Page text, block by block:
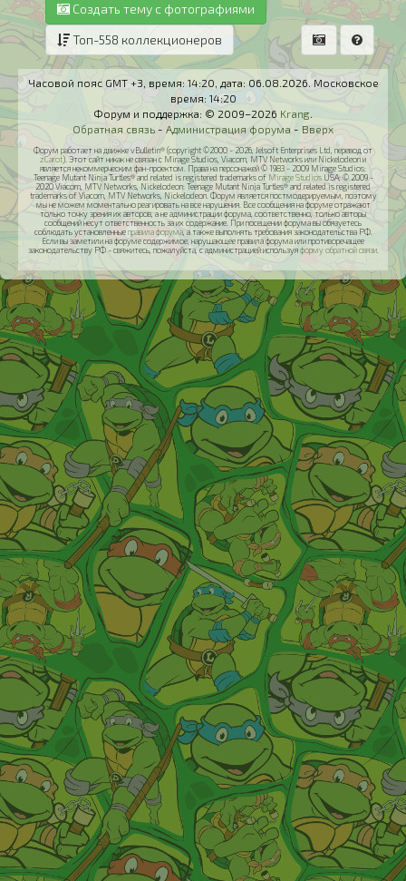
Создать тему с фотографиями
Топ-558 коллекционеров
Часовой пояс GMT +3, время: 14:20 , дата: 06.08.2026. Московское
время: 14:20
Форум и поддержка: © 2009–2026 Krang.
Обратная связь - Администрация форума - Вверх
Форум работает на движке vBulletin® (copyright ©2000 - 2026, Jelsoft Enterprises Ltd, перевод от
zCarot). Этот сайт никак не связан с Mirage Studios, Viacom, MTV Networks или Nickelodeon и
является некоммерческим фан-проектом. Права на персонажей © 1983 - 2009 Mirage Studios:
Teenage Mutant Ninja Turtles® and related is registered trademarks of Mirage StudiosUSA; © 2009 -
2020 Viacom, MTV Networks, Nickelodeon: Teenage Mutant Ninja Turtles® and related is registered
trademarks of Viacom, MTV Networks, Nickelodeon. Форум является постмодерируемым, поэтому
мы не можем моментально реагировать на все нарушения. Все сообщения на форуме отражают
только точку зрения их авторов, а не администрации форума, соответственно, только авторы
сообщений несут ответственность за их содержание. При посещении форума вы обязуетесь
соблюдать установленныеправила форума, а также выполнять требования законодательства РФ.
Если вы заметили на форуме содержимое, нарушающее правила форума или противоречащее
законодательству РФ - свяжитесь, пожалуйста, с администрацией используяформу обратной связи.